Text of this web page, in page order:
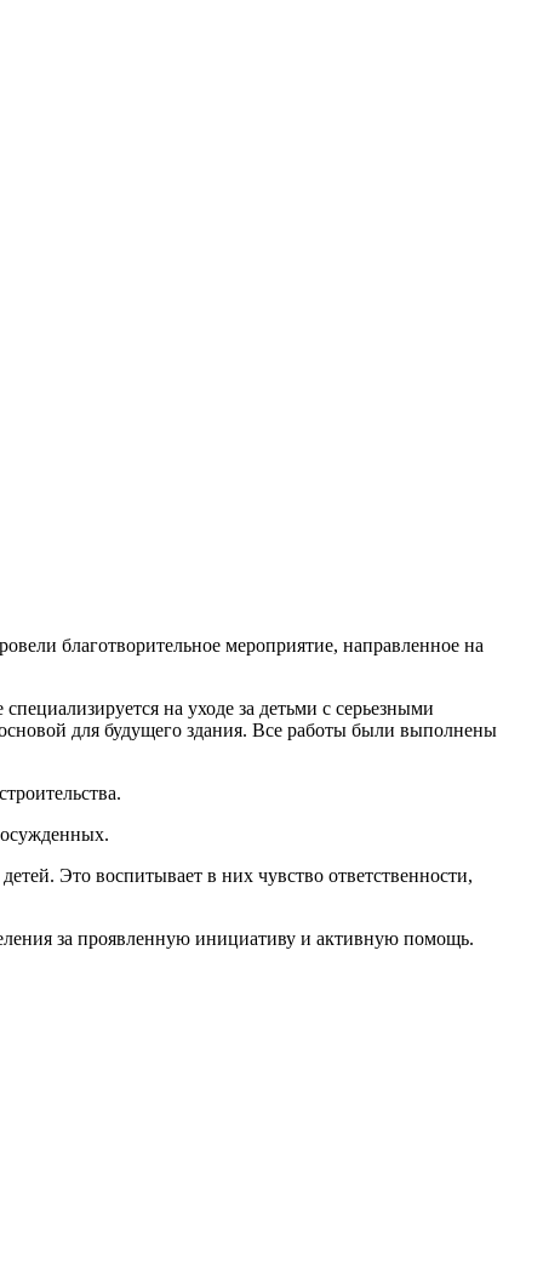
благотворительное мероприятие, направленное на
на уходе за детьми с серьезными
для будущего здания. Все работы были выполнены
Это воспитывает в них чувство ответственности,
за проявленную инициативу и активную помощь.